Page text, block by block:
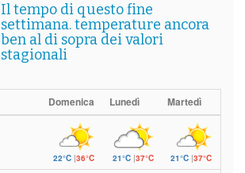
Il tempo di questo fine
settimana. temperature ancora
ben al di sopra dei valori
stagionali
Domenica Lunedì Martedì
22°C|36°C 21°C|37°C 21°C |37°C